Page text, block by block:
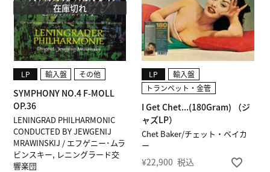
LENINGRAD PHILHARMONIC
CONDUCTED BY JEWGENIJ
MRAWINSKIJ / エフゲニー･ムラ
ビンスキー, レニングラード交
響楽団
SYMPHONY NO.4 F-MOLL
OP.36
LP 輸入盤 その他
在庫切れ
Chet Baker/チェット・ベイカ
ー
I Get Chet...(180Gram) （ジ
ャズLP）
LP
輸入盤
トランペット・金管
¥22,900 税込